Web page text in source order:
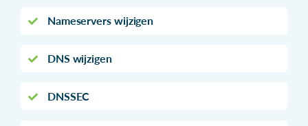
Nameservers wijzigen
DNS wijzigen
DNSSEC